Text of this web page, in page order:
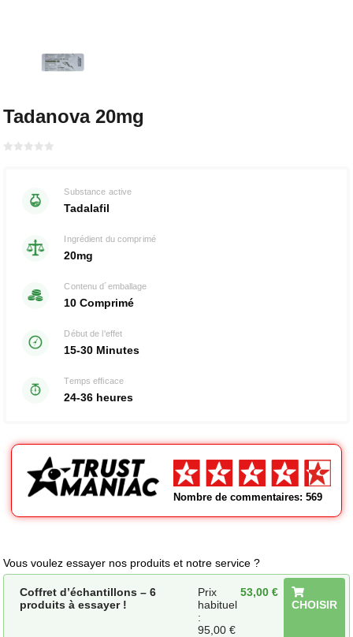
Tadanova 20mg
Substance active
Tadalafil
Ingrédient du comprimé
20mg
Contenu d´emballage
10 Comprimé
Début de l'effet
15-30 Minutes
Temps efficace
24-36 heures
Nombre de commentaires: 569
Vous voulez essayer nos produits et notre service ?
Coffret d’échantillons – 6
produits à essayer !
Prix
habituel
:
95,00€
53,00€
CHOISIR